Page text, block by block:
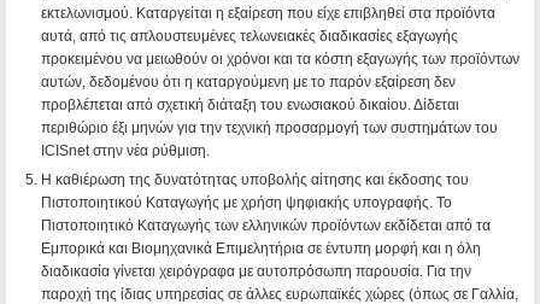
εκτελωνισμού. Καταργείται η εξαίρεση που είχε επιβληθεί στα προϊόντα
αυτά, από τις απλουστευμένες τελωνειακές διαδικασίες εξαγωγής
προκειμένου να μειωθούν οι χρόνοι και τα κόστη εξαγωγής των προϊόντων
αυτών, δεδομένου ότι η καταργούμενη με το παρόν εξαίρεση δεν
προβλέπεται από σχετική διάταξη του ενωσιακού δικαίου. Δίδεται
περιθώριο έξι μηνών για την τεχνική προσαρμογή των συστημάτων του
ICISnet στην νέα ρύθμιση.
Η καθιέρωση της δυνατότητας υποβολής αίτησης και έκδοσης του
Πιστοποιητικού Καταγωγής με χρήση ψηφιακής υπογραφής. Το
Πιστοποιητικό Καταγωγής των ελληνικών προϊόντων εκδίδεται από τα
Εμπορικά και Βιομηχανικά Επιμελητήρια σε έντυπη μορφή και η όλη
διαδικασία γίνεται χειρόγραφα με αυτοπρόσωπη παρουσία. Για την
παροχή της ίδιας υπηρεσίας σε άλλες ευρωπαϊκές χώρες (όπως σε Γαλλία,